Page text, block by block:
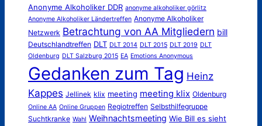
Anonyme Alkoholiker DDR anonyme alkoholiker görlitz
Anonyme Alkoholiker Ländertreffen Anonyme Alkoholiker
Netzwerk Betrachtung von AA Mitgliedern bill
Deutschlandtreffen DLT DLT 2014 DLT 2015 DLT 2019 DLT
Oldenburg DLT Salzburg 2015 EA Emotions Anonymous
Gedanken zum Tag Heinz
Kappes Jellinek klix meeting meeting klix Oldenburg
Online AA Online Gruppen Regiotreffen Selbsthilfegruppe
Suchtkranke Wahl Weihnachtsmeeting Wie Bill es sieht